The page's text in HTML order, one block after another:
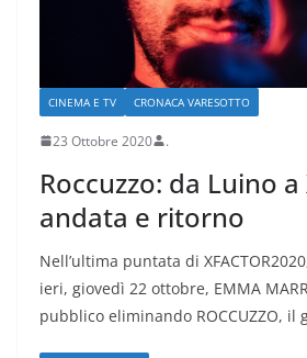
CINEMA E TV CRONACA VARESOTTO
23 Ottobre 2020 .
Roccuzzo: da Luino
andata e ritorno
Nell’ultima puntata di
ieri, giovedì 22 ottobre, EMMA
pubblico eliminando ROCCUZZO, il